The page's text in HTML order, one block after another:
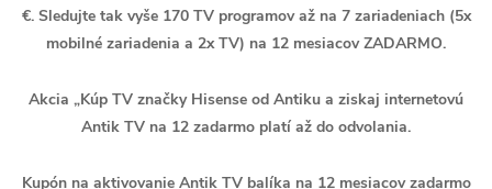
€. Sledujte tak vyše 170 TV programov až na 7 zariadeniach (5x
mobilné zariadenia a 2x TV) na 12 mesiacov ZADARMO.
Akcia „Kúp TV značky Hisense od Antiku a ziskaj internetovú
Antik TV na 12 zadarmo platí až do odvolania.
Kupón na aktivovanie Antik TV balíka na 12 mesiacov zadarmo